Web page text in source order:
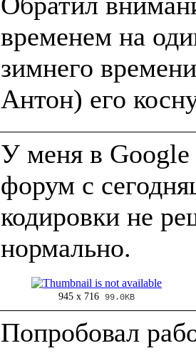
временем на
зимнего
У меня в Google
форум с
кодировки не
945 x 716 99.0KB
Попробовал